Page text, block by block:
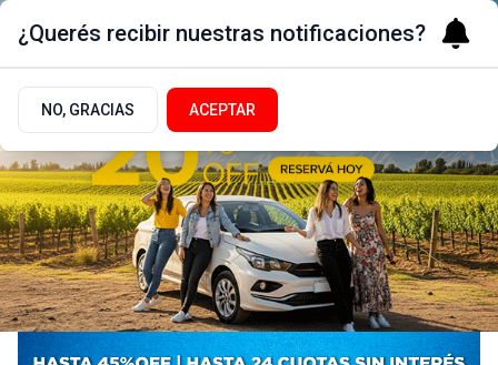
¿Querés recibir nuestras notificaciones?
NO, GRACIAS ACEPTAR